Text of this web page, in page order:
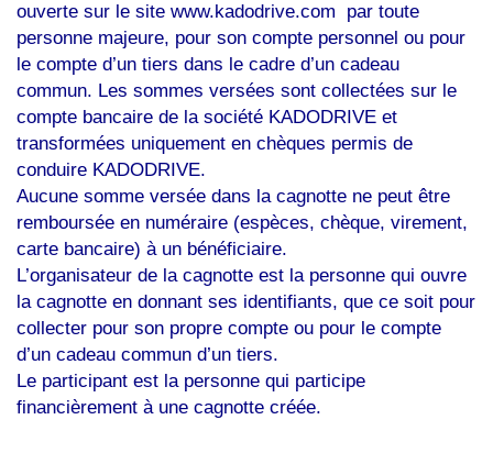
ouverte sur le site www.kadodrive.com par toute
personne majeure, pour son compte personnel ou pour
le compte d’un tiers dans le cadre d’un cadeau
commun. Les sommes versées sont collectées sur le
compte bancaire de la société KADODRIVE et
transformées uniquement en chèques permis de
conduire KADODRIVE.
Aucune somme versée dans la cagnotte ne peut être
remboursée en numéraire (espèces, chèque, virement,
carte bancaire) à un bénéficiaire.
L’organisateur de la cagnotte est la personne qui ouvre
la cagnotte en donnant ses identifiants, que ce soit pour
collecter pour son propre compte ou pour le compte
d’un cadeau commun d’un tiers.
Le participant est la personne qui participe
financièrement à une cagnotte créée.